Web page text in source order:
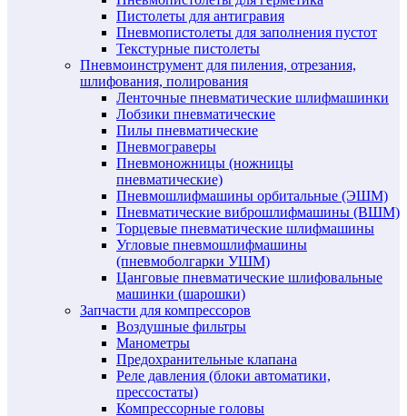
Пистолеты для антигравия
Пневмопистолеты для заполнения пустот
Текстурные пистолеты
Пневмоинструмент для пиления, отрезания,
шлифования, полирования
Ленточные пневматические шлифмашинки
Лобзики пневматические
Пилы пневматические
Пневмограверы
Пневмоножницы (ножницы
пневматические)
Пневмошлифмашины орбитальные (ЭШМ)
Пневматические виброшлифмашины (ВШМ)
Торцевые пневматические шлифмашины
Угловые пневмошлифмашины
(пневмоболгарки УШМ)
Цанговые пневматические шлифовальные
машинки (шарошки)
Запчасти для компрессоров
Воздушные фильтры
Манометры
Предохранительные клапана
Реле давления (блоки автоматики,
прессостаты)
Компрессорные головы